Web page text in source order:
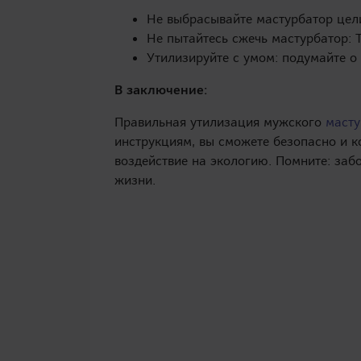
Не выбрасывайте мастурбатор
Не пытайтесь сжечь мастурбатор:
Утилизируйте с умом: подумайте
В заключение:
Правильная утилизация мужского
инструкциям, вы сможете безопасно и
воздействие на экологию. Помните:
жизни.